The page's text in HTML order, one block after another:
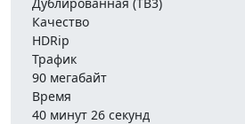
Качество
HDRip
Трафик
90 мегабайт
Время
40 минут 26 секунд